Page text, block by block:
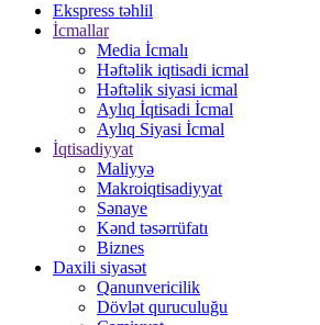
Ekspress təhlil
İcmallar
Media İcmalı
Həftəlik iqtisadi icmal
Həftəlik siyasi icmal
Aylıq İqtisadi İcmal
Aylıq Siyasi İcmal
İqtisadiyyat
Maliyyə
Makroiqtisadiyyat
Sənaye
Kənd təsərrüfatı
Biznes
Daxili siyasət
Qanunvericilik
Dövlət quruculuğu